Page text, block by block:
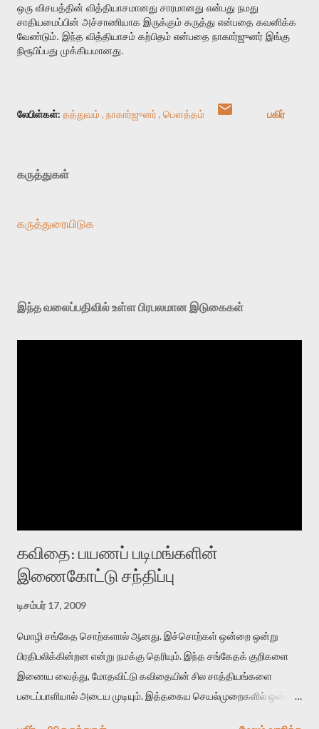
ஒரு விசயத்தின் வித்தியாசமானது சாரமானது என்பது நமது
சாதியமைப்பின் அச்சாணியாக இருக்கும் கருத்து என்பதை கவனிக்க
வேண்டும். இந்த வித்தியாசம் கற்பிதம் என்பதை நாகார்ஜுனர் இங்கு
நிரூபிப்பது முக்கியமானது.
லேபிள்கள்: தத்துவம் நாகார்ஜுனர் பௌத்தம் பகிர்
கருத்துகள்
கருத்துரையிடுக
இந்த வலைப்பதிவில் உள்ள பிரபலமான இடுகைகள்
கவிதை: பயணப் படிமங்களின்
இணைகோட்டு சந்திப்பு
டிசம்பர் 17, 2009
மொழி சங்கேத சொற்களால் ஆனது. இச்சொற்கள் ஒன்றை ஒன்று
பிரதிபலிக்கின்றன என்று நமக்கு தெரியும். இந்த சங்கேதக் குறிகளை
இணைய வைத்து, மோதவிட்டு கவிதையின் சில சாத்தியங்களை
படைப்பாளியால் அடைய முடியும். இத்தகைய செயல்முறைகளில் ஒன்றை